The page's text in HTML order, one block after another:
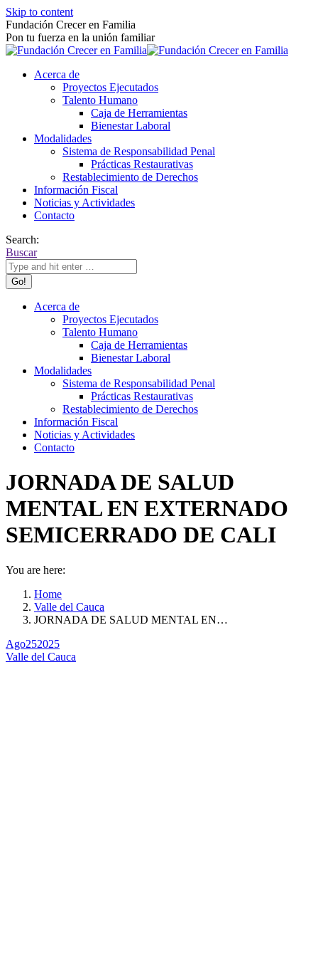
Skip to content
Fundación Crecer en Familia
Pon tu fuerza en la unión familiar
Acerca de
Proyectos Ejecutados
Talento Humano
Caja de Herramientas
Bienestar Laboral
Modalidades
Sistema de Responsabilidad Penal
Prácticas Restaurativas
Restablecimiento de Derechos
Información Fiscal
Noticias y Actividades
Contacto
Search:
Buscar
Acerca de
Proyectos Ejecutados
Talento Humano
Caja de Herramientas
Bienestar Laboral
Modalidades
Sistema de Responsabilidad Penal
Prácticas Restaurativas
Restablecimiento de Derechos
Información Fiscal
Noticias y Actividades
Contacto
JORNADA DE SALUD
MENTAL EN EXTERNADO
SEMICERRADO DE CALI
You are here:
Home
Valle del Cauca
JORNADA DE SALUD MENTAL EN…
Ago252025
Valle del Cauca